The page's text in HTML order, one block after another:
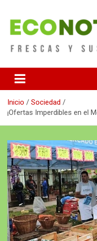
contenido
Econoticias
Inicio
Sociedad
¡Ofertas Imperdibles en el